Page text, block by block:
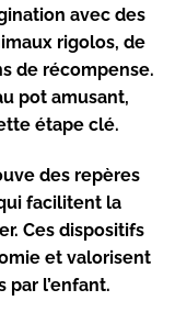
avec des
rigolos, de
de récompense.
pot amusant,
étape clé.
des repères
facilitent la
Ces dispositifs
et valorisent
l’enfant.